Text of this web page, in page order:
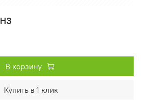
В корзину
Купить в 1 клик